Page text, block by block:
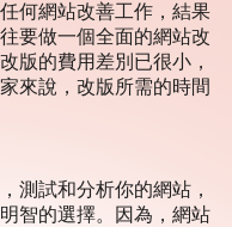
何網站改善工作，結果
要做一個全面的網站改
版的費用差別已很小，
來說，改版所需的時間
測試和分析你的網站，
智的選擇。因為，網站